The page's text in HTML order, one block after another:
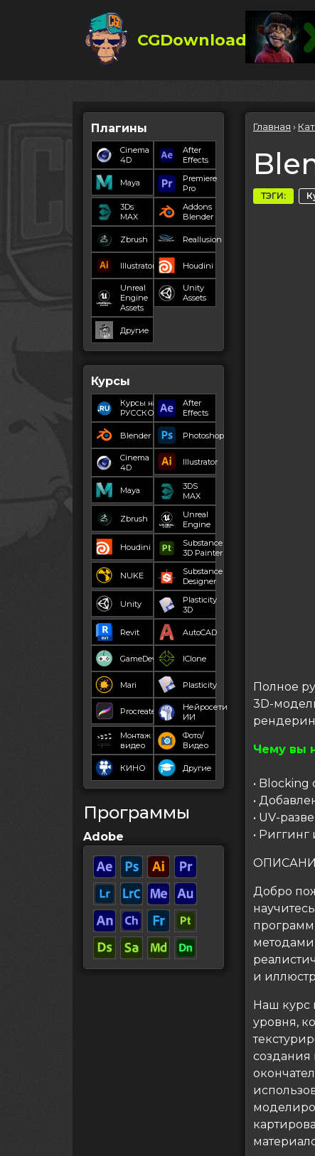
CGDownload
Плагины
Cinema
4D
After
Effects
Maya
Premiere
Pro
3Ds
MAX
Addons
Blender
Zbrush Reallusion
Illustrator Houdini
Unreal
Engine
Assets
Unity
Assets
Другие
Курсы
Курсы на
РУССКОМ
After
Effects
Blender Photoshop
Cinema
4D
Illustrator
Maya
3DS
MAX
Zbrush
Unreal
Engine
Houdini
Substance
3D Painter
NUKE
Substance
Designer
Unity
Plasticity
3D
Revit AutoCAD
GameDev IClone
Mari Plasticity
Procreate
Нейросети
ИИ
Монтаж
видео
Фото/
Видео
КИНО Другие
Программы
Adobe
Главная ›
ТЭГИ:
Полное
3D-
Чему вы
•
•
• UV-
•
Добро
и
Наш курс
уровня,
создания